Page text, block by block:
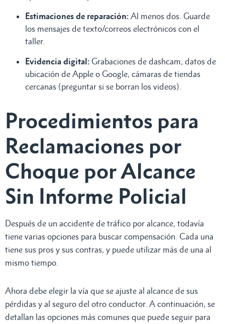
Estimaciones de reparación: Al menos dos. Guarde
los mensajes de texto/correos electrónicos con el
taller.
Evidencia digital: Grabaciones de dashcam, datos de
ubicación de Apple o Google, cámaras de tiendas
cercanas (preguntar si se borran los videos).
Procedimientos para
Reclamaciones por
Choque por Alcance
Sin Informe Policial
Después de un accidente de tráfico por alcance, todavía
tiene varias opciones para buscar compensación. Cada una
tiene sus pros y sus contras, y puede utilizar más de una al
mismo tiempo.
Ahora debe elegir la vía que se ajuste al alcance de sus
pérdidas y al seguro del otro conductor. A continuación, se
detallan las opciones más comunes que puede seguir para